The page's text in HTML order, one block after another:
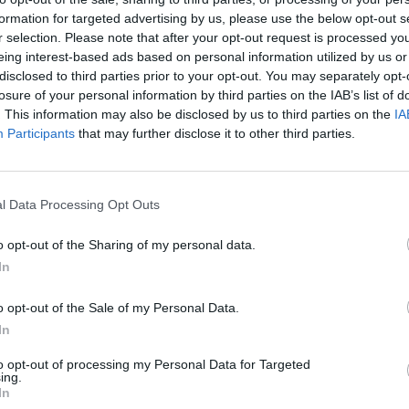
for targeted advertising by us, please use the below opt-out
selection. Please note that after your opt-out request is processed
interest-based ads based on personal information utilized by us
to third parties prior to your opt-out. You may separately
of your personal information by third parties on the IAB’s list of
This information may also be disclosed by us to third parties on the
Participants that may further disclose it to other third parties.
Data Processing Opt Outs
opt-out of the Sharing of my personal data.
opt-out of the Sale of my Personal Data.
opt-out of processing my Personal Data for Targeted
papier aluminium, il admet qu’il peut être utilisé pour des
il libère alors des particules métalliques. Il préconise
en verre, plus sûrs et réutilisables, pour conserver
pour une
la meilleure option
de récipients en verre. Ce matériau ne libère aucune
se nettoie facilement et peut être réutilisé pendant des
silicone, sont idéales pour stocker aussi bien les liquides
rapidement le contenu sans ouvrir le récipient. Bien
boîtes représentent un investissement durable et